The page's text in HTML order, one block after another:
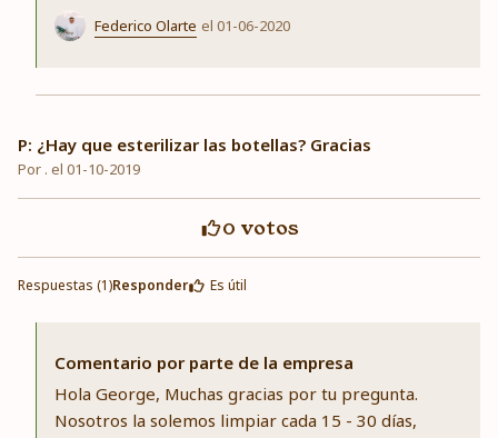
Federico Olarte el 01-06-2020
P: ¿Hay que esterilizar las botellas? Gracias
Por . el 01-10-2019
0 votos
Respuestas (1)Responder Es útil
Comentario por parte de la empresa
Hola George, Muchas gracias por tu pregunta.
Nosotros la solemos limpiar cada 15 - 30 días,